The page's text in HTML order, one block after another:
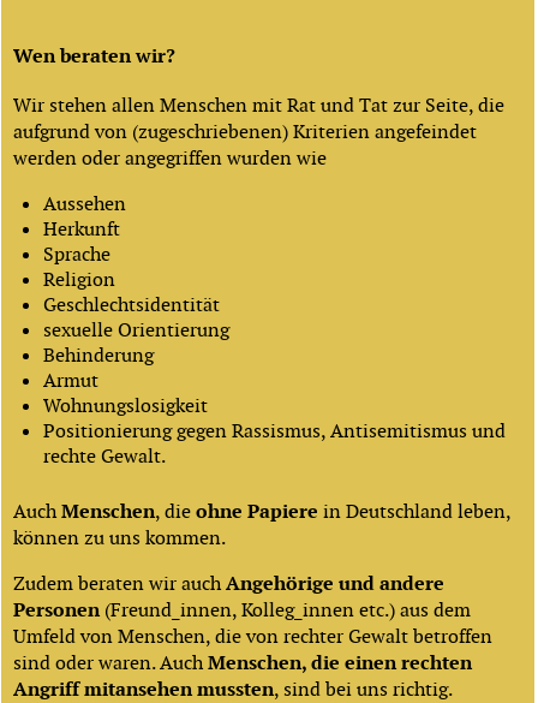
Wen beraten wir?
Wir stehen allen Menschen mit Rat und Tat zur Seite, die
aufgrund von (zugeschriebenen) Kriterien angefeindet
werden oder angegriffen wurden wie
Aussehen
Herkunft
Sprache
Religion
Geschlechtsidentität
sexuelle Orientierung
Behinderung
Armut
Wohnungslosigkeit
Positionierung gegen Rassismus, Antisemitismus und
rechte Gewalt.
AuchMenschen, dieohne Papiere in Deutschland leben,
können zu uns kommen.
Zudem beraten wir auchAngehörige und andere
Personen(Freund_innen, Kolleg_innen etc.) aus dem
Umfeld von Menschen, die von rechter Gewalt betroffen
sind oder waren. AuchMenschen, die einen rechten
Angriff mitansehen mussten, sind bei uns richtig.